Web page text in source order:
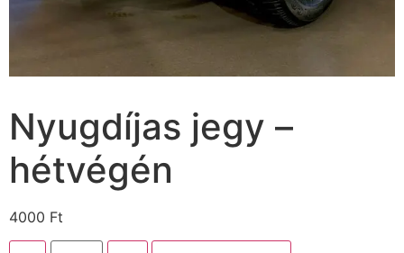
Nyugdíjas jegy –
hétvégén
4000 Ft